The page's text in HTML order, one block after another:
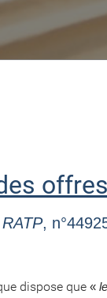
RATP,
dispose que «